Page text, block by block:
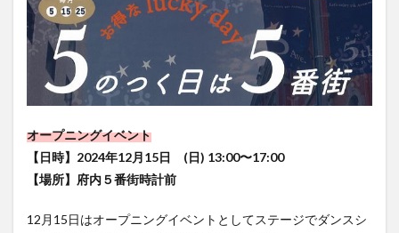
オープニングイベント
【日時】2024年12月15日 (日) 13:00〜17:00
【場所】府内５番街時計前
12月15日はオープニングイベントとしてステージでダンスシ
国東市
地獄めぐり 城島高原パーク
壁画
夏祭り
大分みなと祭り
大分グルメ
大分スイーツ
大分ランチ
大分三好ヴァイセアドラー
大分市
大分市美術館
大分駅近く
大神ファーム
姫島村
子ども教室
庄内町カフェ
府内 投票 挾間町
新幹線